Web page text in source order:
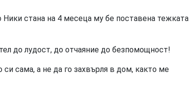
стана на 4 месеца му бе поставена тежката
до лудост, до отчаяние до безпомощност!
сама, а не да го захвърля в дом, както ме